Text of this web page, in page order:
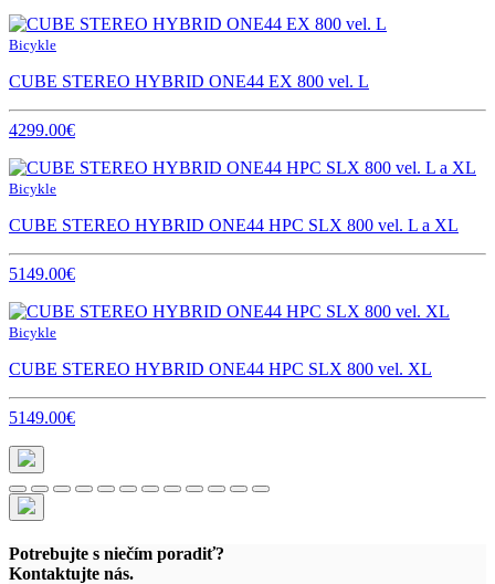
Bicykle
CUBE STEREO HYBRID ONE44 EX 800 vel. L
4299.00€
Bicykle
CUBE STEREO HYBRID ONE44 HPC SLX 800 vel. L a XL
5149.00€
Bicykle
CUBE STEREO HYBRID ONE44 HPC SLX 800 vel. XL
5149.00€
Potrebujte s niečím poradiť?
Kontaktujte nás.